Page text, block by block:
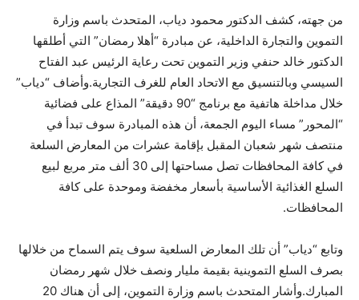
من جهته، كشف الدكتور محمود دياب، المتحدث باسم وزارة
التموين والتجارة الداخلية، عن مبادرة “أهلا رمضان” التي أطلقها
الدكتور خالد حنفي وزير التموين تحت رعاية الرئيس عبد الفتاح
السيسي وبالتنسيق مع الاتحاد العام للغرف التجارية.وأضاف “دياب”
خلال مداخلة هاتفية مع برنامج “90 دقيقة” المذاع على فضائية
“المحور” مساء اليوم الجمعة، أن هذه المبادرة سوف تبدأ في
منتصف شهر شعبان المقبل بإقامة عشرات من المعارض السلعة
في كافة المحافظات تصل مساحتها إلى 30 ألف متر مربع لبيع
السلع الغذائية الأساسية بأسعار مخفضة وموحدة على كافة
المحافظات.
وتابع “دياب” أن تلك المعارض السلعية سوف يتم السماح من خلالها
بصرف السلع التموينية بقيمة مليار ونصف خلال شهر رمضان
المبارك.وأشار المتحدث باسم وزارة التموين، إلى أن هناك 20